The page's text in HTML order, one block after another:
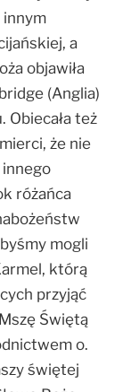
innym
a
objawiła
(Anglia)
Obiecała też
że nie
innego
różańca
mogli
którą
przyjąć
Świętą
o.
świętej